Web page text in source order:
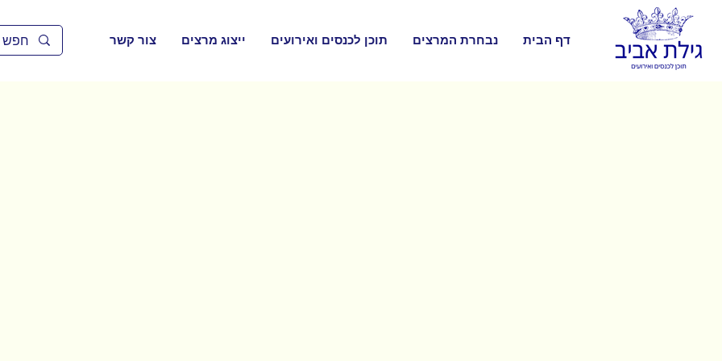
דף הבית נבחרת המרצים תוכן לכנסים ואירועים ייצוג מרצים צור קשר